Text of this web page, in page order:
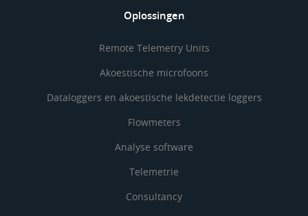
Oplossingen
Remote Telemetry Units
Akoestische microfoons
Dataloggers en akoestische lekdetectie loggers
Flowmeters
Analyse software
Telemetrie
Consultancy